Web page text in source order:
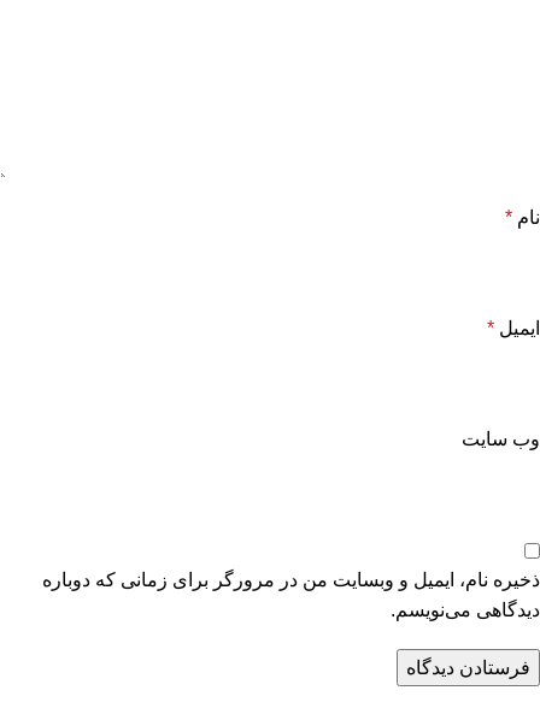
نام *
ایمیل *
وب‌ سایت
ذخیره نام، ایمیل و وبسایت من در مرورگر برای زمانی که دوباره
دیدگاهی می‌نویسم.